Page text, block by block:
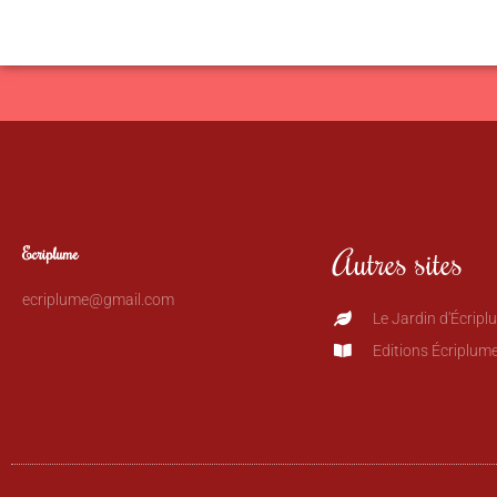
Ecriplume
ecriplume@gmail.com
Autres sites
Le Jardin
Editions